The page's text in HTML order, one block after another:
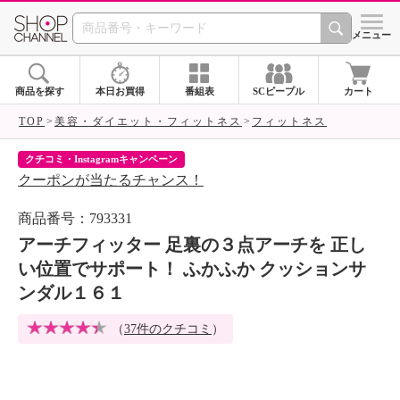
SHOP CHANNEL シメニュー
商品を探す 本日お買得 番組表 SCピープル カート
TOP 美容・ダイエット・フィットネス フィットネス
クチコミ・Instagramキャンペーン
クーポンが当たるチャンス！
商品番号：793331
アーチフィッター 足裏の３点アーチを 正し
い位置でサポート！ ふかふか クッションサ
ンダル１６１
（37件のクチコミ ）